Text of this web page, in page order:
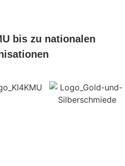
bis zu nationalen